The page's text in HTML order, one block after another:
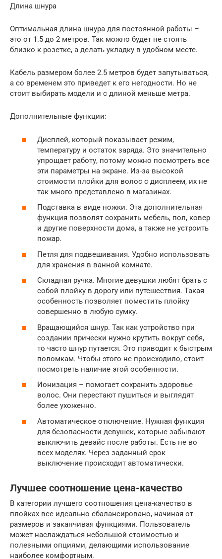
Длина шнура
Оптимальная длина шнура для постоянной работы –
это от 1.5 до 2 метров. Так можно будет не стоять
близко к розетке, а делать укладку в удобном месте.
Кабель размером более 2.5 метров будет запутываться,
а со временем это приведет к его негодности. Но не
стоит выбирать модели и с длиной меньше метра.
Дополнительные функции:
Дисплей, который показывает режим,
температуру и остаток заряда. Это значительно
упрощает работу, потому можно посмотреть все
эти параметры на экране. Из-за высокой
стоимости плойки для волос с дисплеем, их не
так много представлено в магазинах.
Подставка в виде ножки. Эта дополнительная
функция позволят сохранить мебель, пол, ковер
и другие поверхности дома, а также не устроить
пожар.
Петля для подвешивания. Удобно использовать
для хранения в ванной комнате.
Складная ручка. Многие девушки любят брать с
собой плойку в дорогу или путешествия. Такая
особенность позволяет поместить плойку
совершенно в любую сумку.
Вращающийся шнур. Так как устройство при
создании прически нужно крутить вокруг себя,
то часто шнур путается. Это приводит к быстрым
поломкам. Чтобы этого не происходило, стоит
посмотреть наличие этой особенности.
Ионизация – помогает сохранить здоровье
волос. Они перестают пушиться и выглядят
более ухоженно.
Автоматическое отключение. Нужная функция
для безопасности девушек, которые забывают
выключить девайс после работы. Есть не во
всех моделях. Через заданный срок
выключение происходит автоматически.
Лучшее соотношение цена-качество
В категории лучшего соотношения цена-качество в
плойках все идеально сбалансировано, начиная от
размеров и заканчивая функциями. Пользователь
может наслаждаться небольшой стоимостью и
полезными опциями, делающими использование
наиболее комфортным.